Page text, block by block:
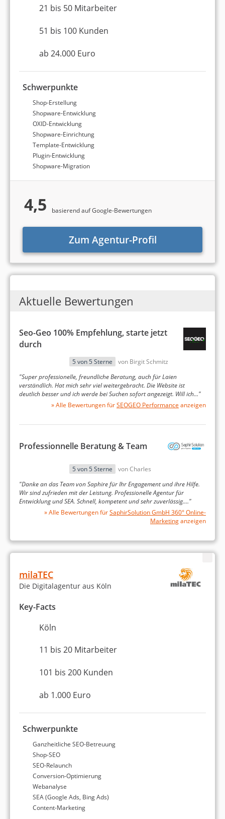
aus den BereichenOnline-Marketing und
www.invictus-physio.de
Online-Marketing
Suchmaschinenoptimierung
Vom Gründer zum lokalen Marktführer in 16 Monaten
gutachten-amawi.de
Steigerung der Anfragen
www.casualcouture.de
Quantität)
Stärkung Anteil der Top 10 Rankings
Alexander ist Online-Marketing-Experte und
Unternehmensgründer. Er hat als Angestellter im
E-Commerce gearbeitet und war dann viele Jahre
als Freelancer in den Bereichen SEO, SEA,
Webdesign und Online-Marketing selbstständig.
Er ist Gründer und Geschäftsführer von
Agenturtipp.de und hat umfassende Erfahrung in
der Agenturwelt gesammelt. Als studierter
Lehrbeauftragter an der DHBW Stuttgart ist er mit
dem wissenschaftlichen Arbeiten bestens
vertraut.
21 bis 50 Mitarbeiter
51 bis 100 Kunden
ab 24.000 Euro
Schwerpunkte
Shop-Erstellung
Shopware-Entwicklung
OXID-Entwicklung
Shopware-Einrichtung
Template-Entwicklung
Plugin-Entwicklung
Shopware-Migration
4,5 basierend auf Google-Bewertungen
Zum Agentur-Profil
Aktuelle Bewertungen
Seo-Geo 100% Empfehlung, starte jetzt
durch
5 von 5 Sterne
von Birgit Schmitz
"Super professionelle, freundliche Beratung, auch für Laien
verständlich. Hat mich sehr viel weitergebracht. Die Website ist
deutlich besser und ich werde bei Suchen sofort angezeigt. Will ich…"
» Alle Bewertungen fürSEOGEO Performance anzeigen
Professionnelle Beratung & Team
5 von 5 Sterne
von Charles
"Danke an das Team von Saphire für Ihr Engagement und ihre Hilfe.
Wir sind zufrieden mit der Leistung. Professionelle Agentur für
Entwicklung und SEA. Schnell, kompetent und sehr zuverlässig.…"
» Alle Bewertungen fürSaphirSolution GmbH 360° Online-
Marketinganzeigen
milaTEC
Die Digitalagentur aus Köln
Key-Facts
Köln
11 bis 20 Mitarbeiter
101 bis 200 Kunden
ab 1.000 Euro
Schwerpunkte
Ganzheitliche SEO-Betreuung
Shop-SEO
SEO-Relaunch
Conversion-Optimierung
Webanalyse
SEA (Google Ads, Bing Ads)
Content-Marketing